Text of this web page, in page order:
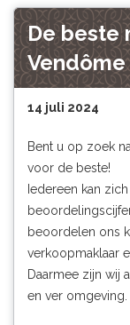
De beste
14 juli 2024
Bent u op zoek
voor de beste!
Iedereen kan
beoordelen ons
verkoopmaklaar
Daarmee zijn wij
en ver omgeving.